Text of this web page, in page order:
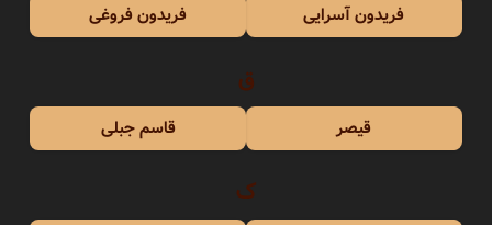
فریدون آسرایی
فریدون فروغی
ق
قیصر قاسم جبلی
ک